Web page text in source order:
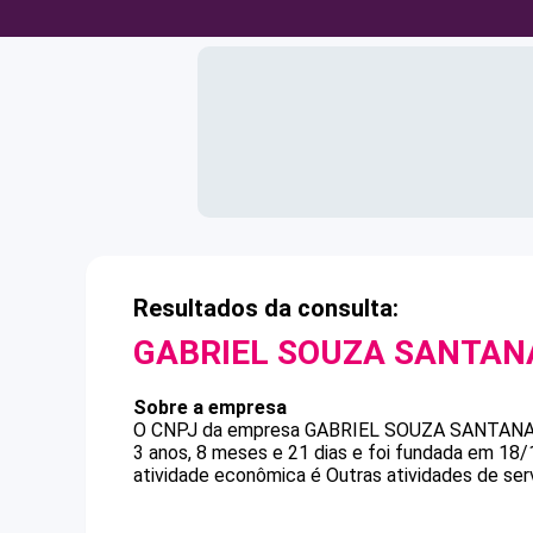
Resultados da consulta:
GABRIEL SOUZA
Sobre a empresa
O CNPJ da empresa GABRIEL SOUZA
3 anos, 8 meses e 21 dias e foi fundada em
atividade econômica é Outras atividades de